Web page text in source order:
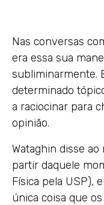
Nas conversas
era essa sua
subliminarmente.
determinado
a raciocinar para
opinião.
Wataghin disse
partir daquele
Física pela USP),
única coisa que